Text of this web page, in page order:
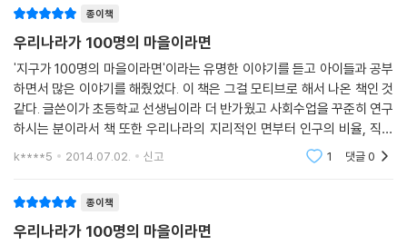
민국’이라는 한마을에서 다 함께 더불어 잘 살기 위해서다. 우리가 이 땅에
서 더불어 잘 살아가려면, 사회 구성원들이 누리는 삶의 차이를 들여다보
고 차이가 생겨난 배경을 이해하고 그것을 개선할 방법을 모색할 수 있어
야 한다. 이 책은 우리 사회 다양한 구성원들의 삶을 깊이 있게 들여다보고,
더불어 사는 사회로 나아가기 위한 다채로운 생각거리를 던져 준다.
?모든 사람이 자기 집에서 살 수 있을 만큼 집이 충분히 있는데, 왜 집이 없
복 지수는 낮다. 아이들이 행복한 사회가 되려면 어떤 노력이 필요할까?
?여자는 왜 약자일까? 성이 다르다는 이유로 차별받지 않으려면 어떤 제
종이책
우리나라가 100명의 마을이라면
'지구가 100명의 마을이라면'이라는 유명한 이야기를 듣고 아이들과 공부
하면서 많은 이야기를 해줬었다. 이 책은 그걸 모티브로 해서 나온 책인 것
같다. 글쓴이가 초등학교 선생님이라 더 반가웠고 사회수업을 꾸준히 연구
하시는 분이라서 책 또한 우리나라의 지리적인 면부터 인구의 비율, 직업
등에 대해서 이해하기 쉽게 소개해주셨다. 뒷에 나온 어른들을 위한 가이
k****5 2014.07.02. 신고 1 댓글0
종이책
우리나라가 100명의 마을이라면